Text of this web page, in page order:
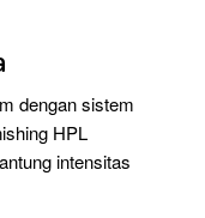
dengan sistem
HPL
intensitas